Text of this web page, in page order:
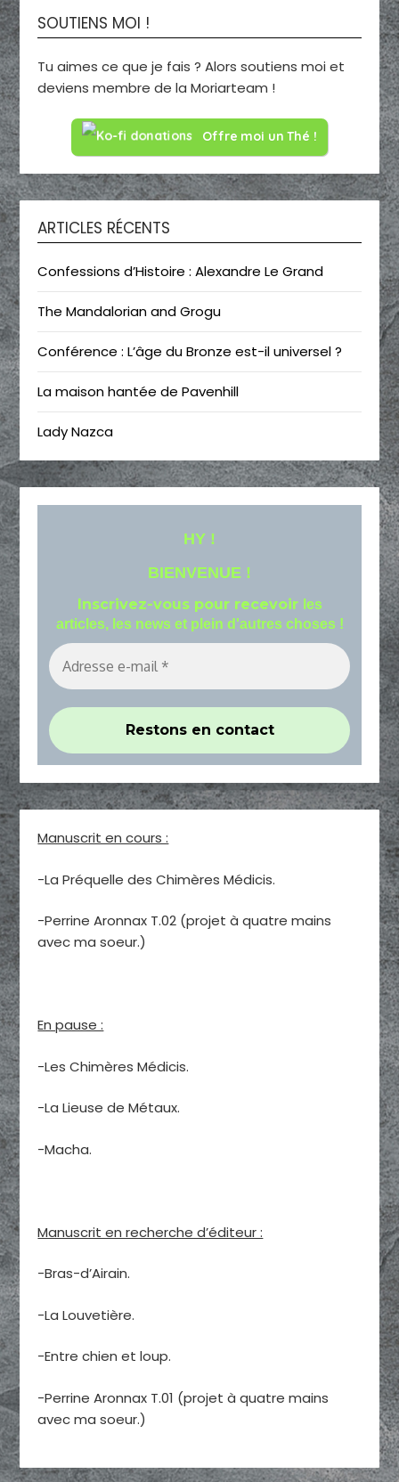
SOUTIENS MOI !
Tu aimes ce que je fais ? Alors soutiens moi et
deviens membre de la Moriarteam !
Offre moi un Thé !
ARTICLES RÉCENTS
Confessions d’Histoire : Alexandre Le Grand
The Mandalorian and Grogu
Conférence : L’âge du Bronze est-il universel ?
La maison hantée de Pavenhill
Lady Nazca
HY !
BIENVENUE !
Inscrivez-vous pour recevoir les
articles, les news et plein d'autres choses !
Manuscrit en cours :
-La Préquelle des Chimères Médicis.
-Perrine Aronnax T.02 (projet à quatre mains
avec ma soeur.)
En pause :
-Les Chimères Médicis.
-La Lieuse de Métaux.
-Macha.
Manuscrit en recherche d’éditeur :
-Bras-d’Airain.
-La Louvetière.
-Entre chien et loup.
-Perrine Aronnax T.01 (projet à quatre mains
avec ma soeur.)